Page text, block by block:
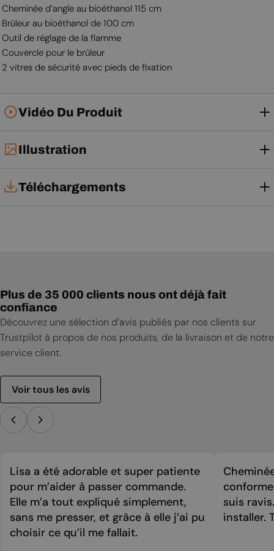
Cheminée d’angle au bioéthanol 115 cm
Brûleur au bioéthanol de 100 cm
Outil de réglage de la flamme
Couvercle pour le brûleur
2 vitres de sécurité avec pieds de fixation
Vidéo Du Produit
Illustration
Téléchargements
Plus de 35 000 clients nous ont déjà fait
confiance
Découvrez une sélection d’avis publiés par nos clients sur
Trustpilot à propos de nos produits, de la livraison et de notre
service client.
Voir tous les avis
Lisa a été adorable et super patiente
pour m’aider à passer commande.
Elle m’a tout expliqué simplement,
sans me presser, et grâce à elle j’ai pu
choisir ce qu’il me fallait.
suis
installer.